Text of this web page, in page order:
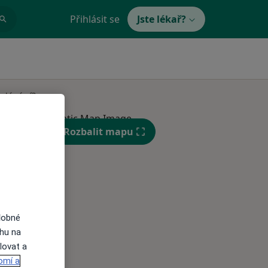
Přihlásit se Jste lékař?
Rozbalit mapu
na
a
a